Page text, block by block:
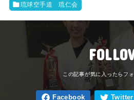
琉球空手道 琉仁会